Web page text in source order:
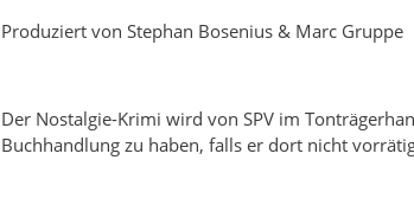
Produziert von Stephan Bosenius & Marc Gruppe
Der Nostalgie-Krimi wird von SPV im
Buchhandlung zu haben, falls er dort nicht